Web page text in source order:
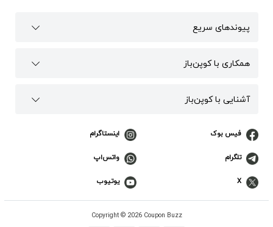
پیوند‌های سریع
همکاری با کوپن‌باز
آشنایی با کوپن‌باز
فیس بوک اینستاگرام
تلگرام واتس‌اپ
X یوتیوب
Copyright © 2026 Coupon Buzz